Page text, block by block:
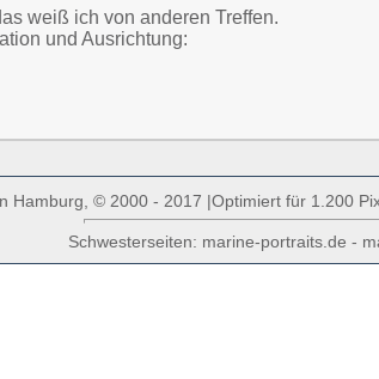
weiß ich von anderen Treffen.
und Ausrichtung:
Hamburg, © 2000 - 2017 |Optimiert für 1.200
Schwesterseiten: marine-portraits.de -